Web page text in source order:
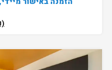
נותרו 5 חדרים אחרונים בממשק!